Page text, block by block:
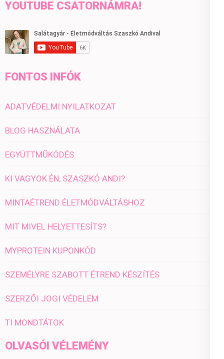
YOUTUBE CSATORNÁMRA!
FONTOS INFÓK
ADATVÉDELMI NYILATKOZAT
BLOG HASZNÁLATA
EGYÜTTMŰKÖDÉS
KI VAGYOK ÉN, SZASZKÓ ANDI?
MINTAÉTREND ÉLETMÓDVÁLTÁSHOZ
MIT MIVEL HELYETTESÍTS?
MYPROTEIN KUPONKÓD
SZEMÉLYRE SZABOTT ÉTREND KÉSZÍTÉS
SZERZŐI JOGI VÉDELEM
TI MONDTÁTOK
OLVASÓI VÉLEMÉNY